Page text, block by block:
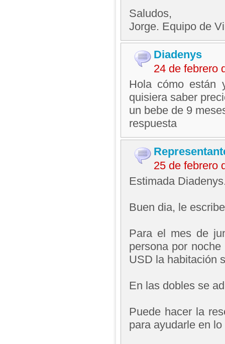
Saludos,
Jorge. Equipo de
Diadenys
24 de febrero
Hola cómo están
quisiera saber
un bebe de 9
respuesta
25 de febrero
Estimada
Buen dia, le
Para el mes de
persona por
USD la habitación
En las dobles se
Puede hacer la
para ayudarle en